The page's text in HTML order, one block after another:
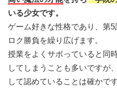
いる少女です。
ゲーム好きな性格であり、第
ロク勝負を繰り広げます。
授業をよくサボっていると同
してしまうことも多いですが
して認めていることは確かです